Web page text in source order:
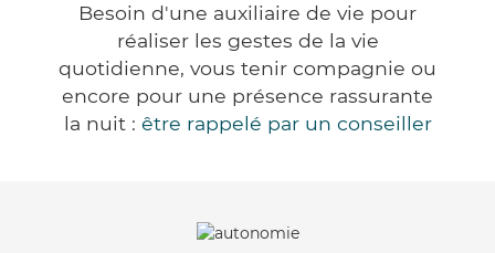
Besoin d'une auxiliaire de vie pour
réaliser les gestes de la vie
quotidienne, vous tenir compagnie ou
encore pour une présence rassurante
la nuit : être rappelé par un conseiller